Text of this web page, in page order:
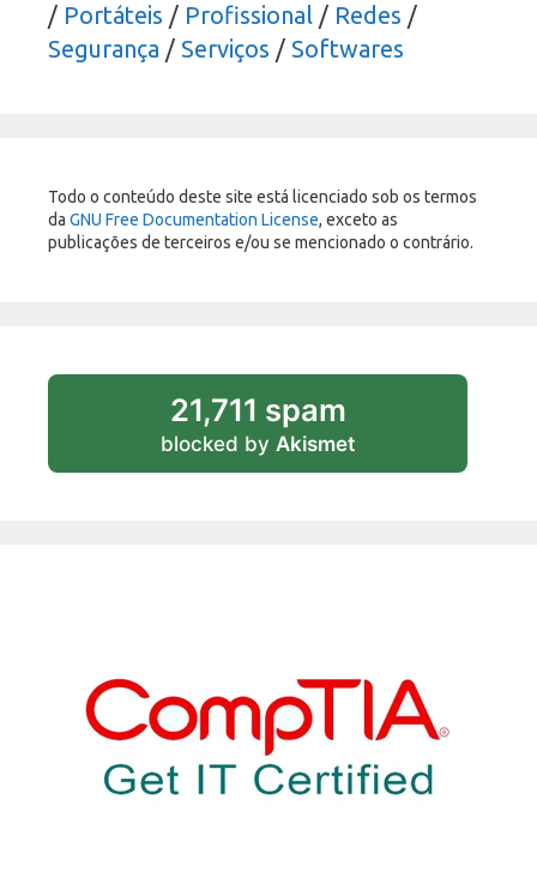
/ Portáteis / Profissional / Redes /
Segurança / Serviços / Softwares
Todo o conteúdo deste site está licenciado sob os termos
da GNU Free Documentation License, exceto as
publicações de terceiros e/ou se mencionado o contrário.
21,711 spam
blocked by Akismet